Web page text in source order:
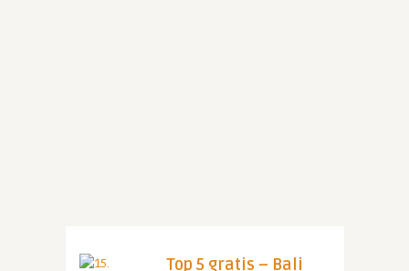
Top 5 gratis – Bali